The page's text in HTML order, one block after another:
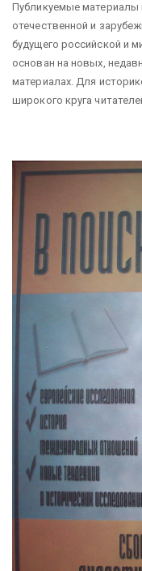
Публикуемые
отечественной и
будущего российской и
основан на новых,
материалах. Для
широкого круга